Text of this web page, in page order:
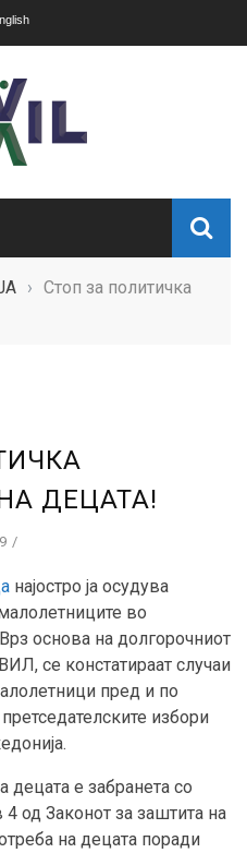
› Стоп за политичка
ДЕЦАТА!
најостро ја осудува
во
основа на долгорочниот
се констатираат случаи
пред и по
избори
децата е забранета со
од Законот за заштита на
на децата поради